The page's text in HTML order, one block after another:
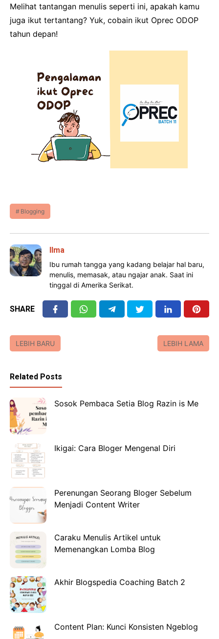
Melihat tantangan menulis seperti ini, apakah kamu
juga ikut tertantang? Yuk, cobain ikut Oprec ODOP
tahun depan!
Blogging
Ilma
Ibu rumah tangga yang kadang belajar hal baru,
menulis, memasak, atau ngajar anak. Saat ini
tinggal di Amerika Serikat.
SHARE
LEBIH BARU LEBIH LAMA
Related Posts
Sosok Pembaca Setia Blog Razin is Me
Ikigai: Cara Bloger Mengenal Diri
Perenungan Seorang Bloger Sebelum
Menjadi Content Writer
Caraku Menulis Artikel untuk
Memenangkan Lomba Blog
Akhir Blogspedia Coaching Batch 2
Content Plan: Kunci Konsisten Ngeblog